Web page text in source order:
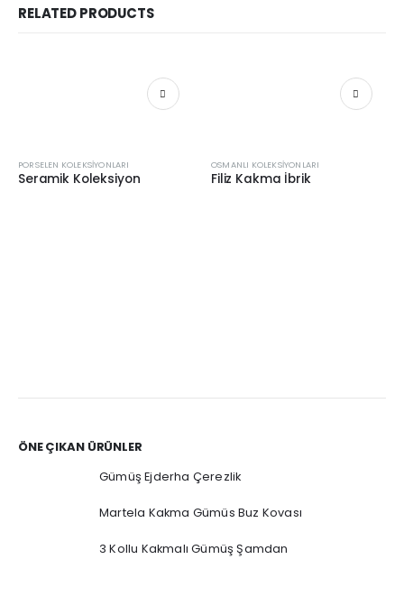
RELATED PRODUCTS
PORSELEN KOLEKSIYONLARI
Seramik Koleksiyon
OSMANLI KOLEKSIYONLARI
Filiz Kakma İbrik
ÖNE ÇIKAN ÜRÜNLER
Gümüş Ejderha Çerezlik
Martela Kakma Gümüs Buz Kovası
3 Kollu Kakmalı Gümüş Şamdan